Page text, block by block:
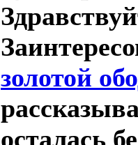
золотой
осталась